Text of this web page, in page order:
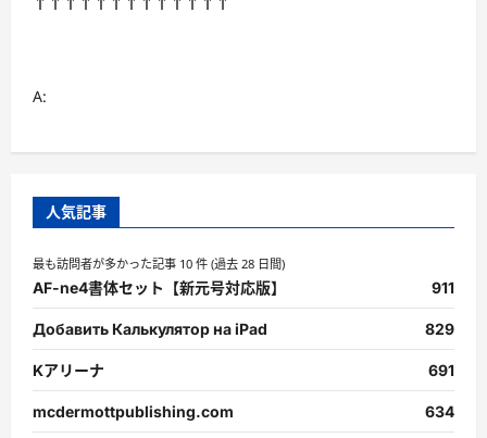
A:
人気記事
最も訪問者が多かった記事 10 件 (過去 28 日間)
AF-ne4書体セット【新元号対応版】 911
Добавить Калькулятор на iPad 829
Kアリーナ 691
mcdermottpublishing.com 634